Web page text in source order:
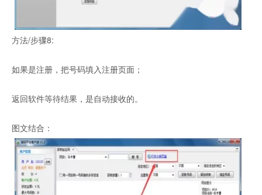
方法/步骤8:
如果是注册，把号码填入注册页面；
返回软件等待结果，是自动接收的。
图文结合：